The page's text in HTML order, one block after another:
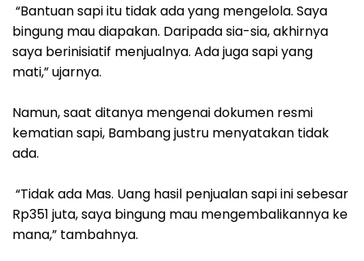
‎ “Bantuan sapi itu tidak ada yang mengelola. Saya
bingung mau diapakan. Daripada sia-sia, akhirnya
saya berinisiatif menjualnya. Ada juga sapi yang
mati,” ujarnya.
‎Namun, saat ditanya mengenai dokumen resmi
kematian sapi, Bambang justru menyatakan tidak
ada.
‎ “Tidak ada Mas. Uang hasil penjualan sapi ini sebesar
Rp351 juta, saya bingung mau mengembalikannya ke
mana,” tambahnya.